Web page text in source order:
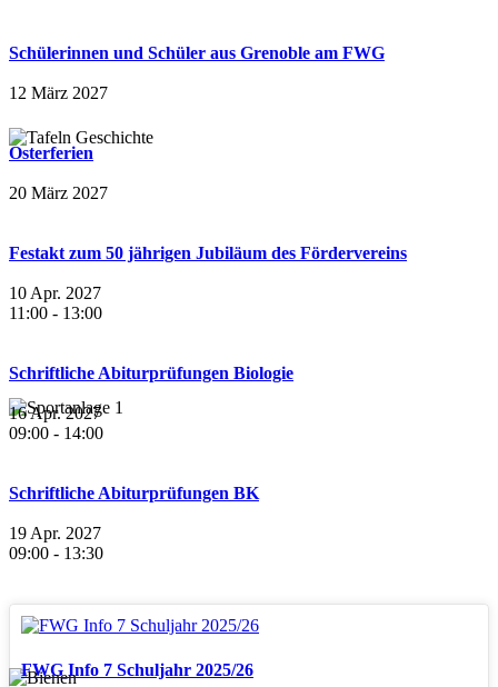
Schülerinnen und Schüler aus Grenoble am FWG
12 März 2027
Osterferien
20 März 2027
Festakt zum 50 jährigen Jubiläum des Fördervereins
10 Apr. 2027
11:00 - 13:00
Schriftliche Abiturprüfungen Biologie
16 Apr. 2027
09:00 - 14:00
Schriftliche Abiturprüfungen BK
19 Apr. 2027
09:00 - 13:30
FWG Info 7 Schuljahr 2025/26